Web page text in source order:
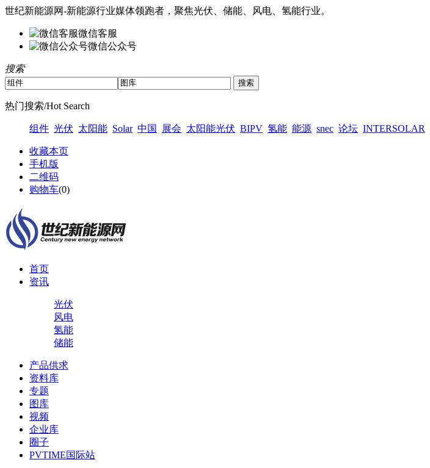
世纪新能源网-新能源行业媒体领跑者，聚焦光伏、储能、风电、氢能行业。
微信客服
微信公众号
搜索
热门搜索/Hot Search
组件 光伏 太阳能 Solar 中国 展会 太阳能光伏 BIPV 氢能 能源 snec 论坛 INTERSOLAR
收藏本页
手机版
二维码
购物车(0)
首页
资讯
光伏
风电
氢能
储能
产品供求
资料库
专题
图库
视频
企业库
圈子
PVTIME国际站